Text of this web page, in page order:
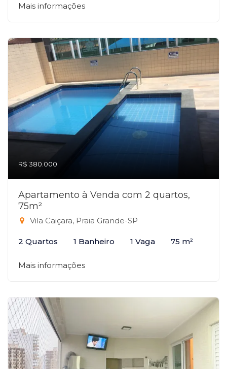
Mais informações
R$ 380.000
Apartamento à Venda com 2 quartos,
75m²
Vila Caiçara, Praia Grande-SP
2 Quartos 1 Banheiro 1 Vaga 75 m²
Mais informações